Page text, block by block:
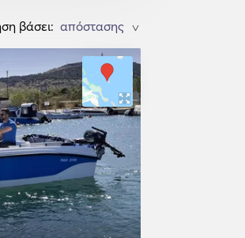
βάσει: >